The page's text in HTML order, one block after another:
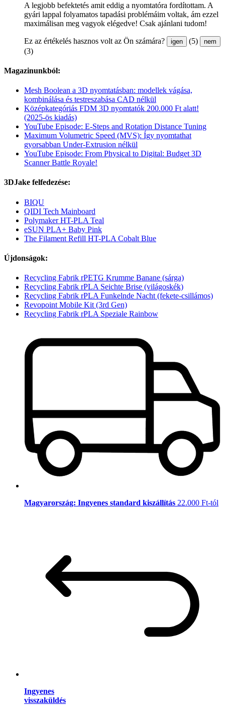
A legjobb befektetés amit eddig a nyomtatóra fordítottam. A
gyári lappal folyamatos tapadási problémáim voltak, ám ezzel
maximálisan meg vagyok elégedve! Csak ajánlani tudom!
Ez az értékelés hasznos volt az Ön számára? igen (5) nem
(3)
Magazinunkból:
Mesh Boolean a 3D nyomtatásban: modellek vágása,
kombinálása és testreszabása CAD nélkül
Középkategóriás FDM 3D nyomtatók 200.000 Ft alatt!
(2025-ös kiadás)
YouTube Episode: E-Steps and Rotation Distance Tuning
Maximum Volumetric Speed (MVS): Így nyomtathat
gyorsabban Under-Extrusion nélkül
YouTube Episode: From Physical to Digital: Budget 3D
Scanner Battle Royale!
3DJake felfedezése:
BIQU
QIDI Tech Mainboard
Polymaker HT-PLA Teal
eSUN PLA+ Baby Pink
The Filament Refill HT-PLA Cobalt Blue
Újdonságok:
Recycling Fabrik rPETG Krumme Banane (sárga)
Recycling Fabrik rPLA Seichte Brise (világoskék)
Recycling Fabrik rPLA Funkelnde Nacht (fekete-csillámos)
Revopoint Mobile Kit (3rd Gen)
Recycling Fabrik rPLA Speziale Rainbow
Magyarország: Ingyenes standard kiszállítás 22.000 Ft-tól
Ingyenes
visszaküldés